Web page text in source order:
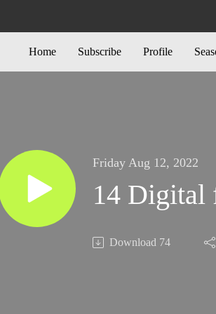
Home Subscribe Profile
Friday Aug 12, 2022
14 Digital
Download 74